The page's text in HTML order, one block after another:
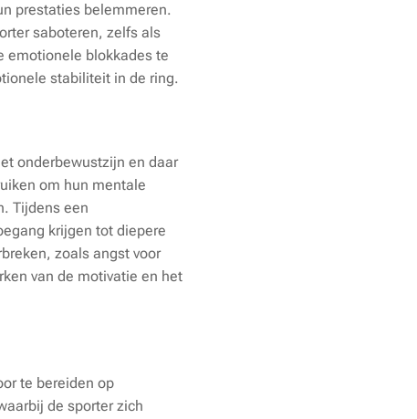
prestaties belemmeren.
saboteren, zelfs als
emotionele blokkades te
stabiliteit in de ring.
onderbewustzijn en daar
om hun mentale
Tijdens een
krijgen tot diepere
zoals angst voor
van de motivatie en het
te bereiden op
de sporter zich